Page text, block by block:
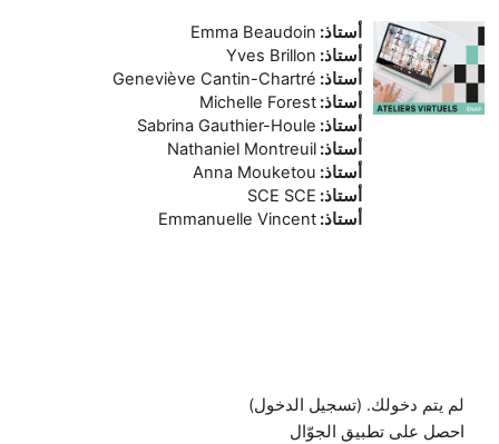
أستاذ: Emma Beaudoin
أستاذ: Yves Brillon
أستاذ: Geneviève Cantin-Chartré
أستاذ: Michelle Forest
أستاذ: Sabrina Gauthier-Houle
أستاذ: Nathaniel Montreuil
أستاذ: Anna Mouketou
أستاذ: SCE SCE
أستاذ: Emmanuelle Vincent
لم يتم دخولك. (تسجيل الدخول)
احصل على تطبيق الجوّال